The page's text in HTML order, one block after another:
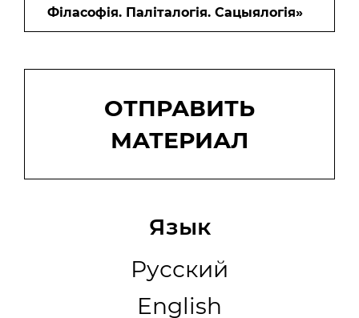
Філасофія. Паліталогія. Сацыялогія»
Отправить
ОТПРАВИТЬ
МАТЕРИАЛ
Язык
Русский
English